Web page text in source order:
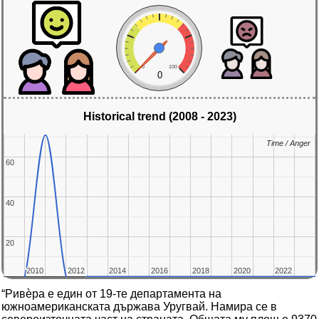
0 100
0
Historical trend (2008 - 2023)
2010
2010 2012
2012 2014
2014 2016
2016 2018
2018 2020
2020 2022
2022
20
20
40
40
60
60
Time / Anger
Time / Anger
“Ривѐра е един от 19-те департамента на
южноамериканската държава Уругвай. Намира се в